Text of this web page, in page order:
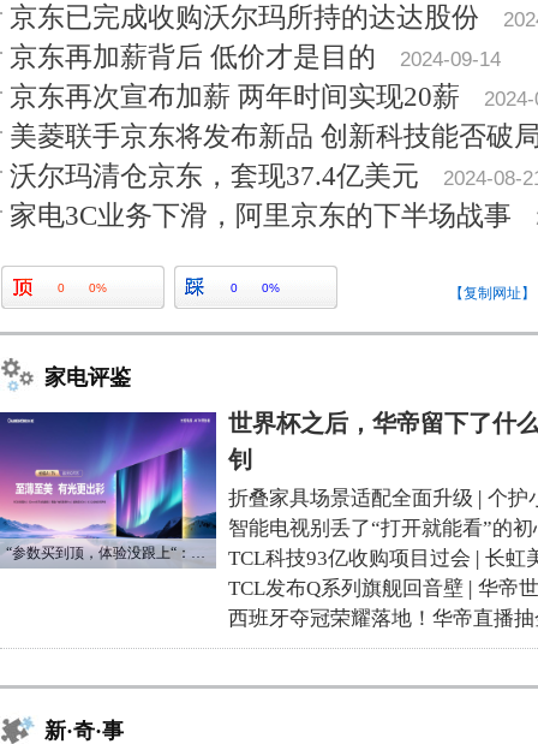
京东已完成收购沃尔玛所持的达达股份
京东再加薪背后 低价才是目的 2024-09-14
京东再次宣布加薪 两年时间实现20薪
美菱联手京东将发布新品 创新科技能否破
沃尔玛清仓京东，套现37.4亿美元
2024-08-
家电3C业务下滑，阿里京东的下半场战事
0 0% 0 0% 【复制网址】
家电评鉴
“参数买到顶，体验没跟上“：长虹追光Q70S给高端电视打了个样
世界杯之后，华帝留下了什
钊
折叠家具场景适配全面升级 | 个护
智能电视别丢了“打开就能看”的初
TCL科技93亿收购项目过会 | 长虹
TCL发布Q系列旗舰回音壁 | 华帝
西班牙夺冠荣耀落地！华帝直播
新·奇·事